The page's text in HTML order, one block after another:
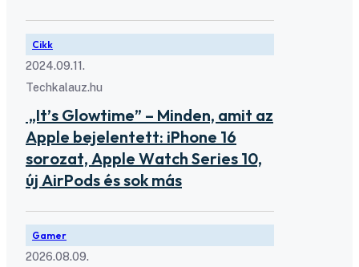
Cikk
2024.09.11.
Techkalauz.hu
„It’s Glowtime” – Minden, amit az
Apple bejelentett: iPhone 16
sorozat, Apple Watch Series 10,
új AirPods és sok más
Gamer
2026.08.09.